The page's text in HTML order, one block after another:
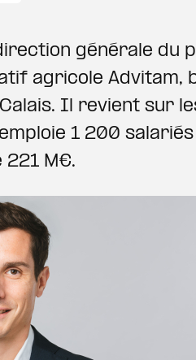
générale du
agricole Advitam,
Il revient sur
1 200
M€.